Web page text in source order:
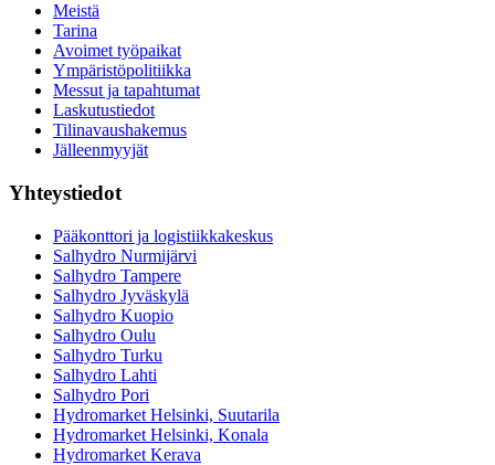
Meistä
Tarina
Avoimet työpaikat
Ympäristöpolitiikka
Messut ja tapahtumat
Laskutustiedot
Tilinavaushakemus
Jälleenmyyjät
Yhteystiedot
Pääkonttori ja logistiikkakeskus
Salhydro Nurmijärvi
Salhydro Tampere
Salhydro Jyväskylä
Salhydro Kuopio
Salhydro Oulu
Salhydro Turku
Salhydro Lahti
Salhydro Pori
Hydromarket Helsinki, Suutarila
Hydromarket Helsinki, Konala
Hydromarket Kerava